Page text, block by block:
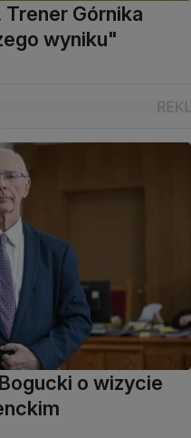
Górnika
wyniku"
o wizycie